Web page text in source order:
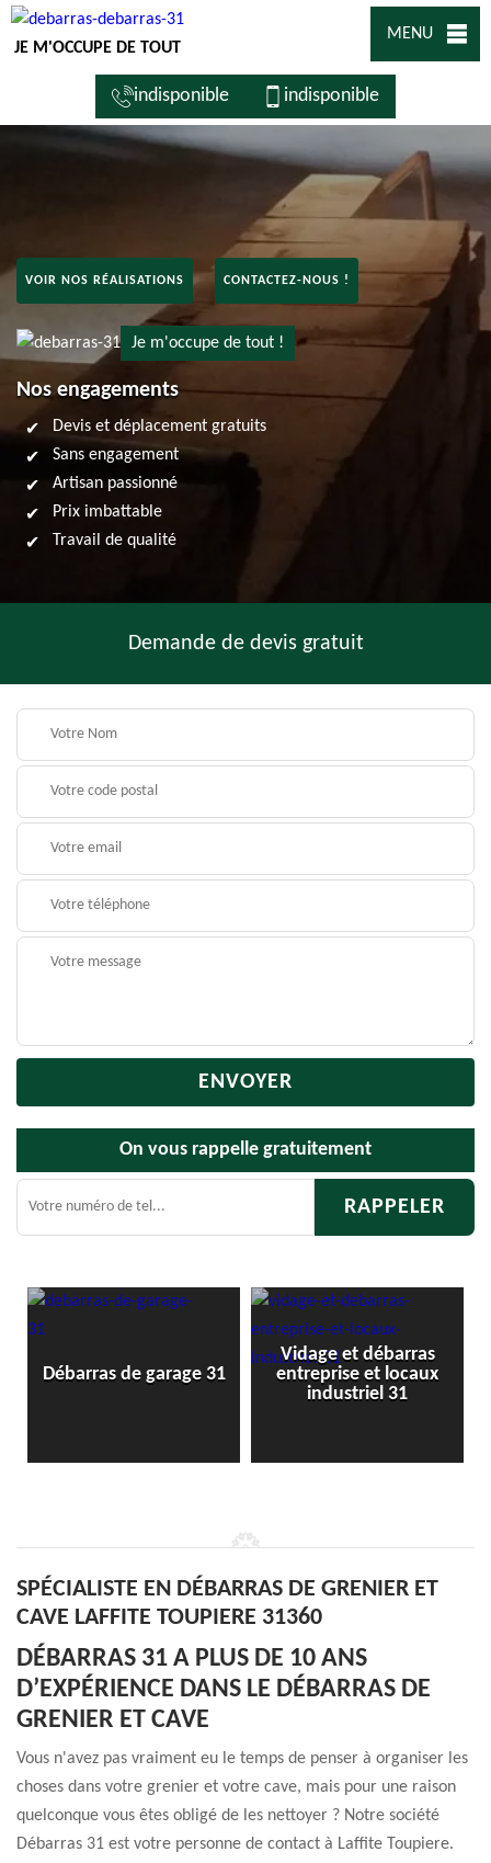
JE M'OCCUPE DE TOUT
MENU
indisponible indisponible
VOIR NOS RÉALISATIONS CONTACTEZ-NOUS !
Je m'occupe de tout !
Nos engagements
Devis et déplacement gratuits
Sans engagement
Artisan passionné
Prix imbattable
Travail de qualité
Demande de devis gratuit
On vous rappelle gratuitement
garage 31
Vidage et débarras
entreprise et locaux
Débarras de
cave 31
SPÉCIALISTE EN DÉBARRAS DE GRENIER ET
CAVE LAFFITE TOUPIERE 31360
DÉBARRAS 31 A PLUS DE 10 ANS
D’EXPÉRIENCE DANS LE DÉBARRAS DE
GRENIER ET CAVE
Vous n'avez pas vraiment eu le temps de penser à organiser les
choses dans votre grenier et votre cave, mais pour une raison
quelconque vous êtes obligé de les nettoyer ? Notre société
Débarras 31 est votre personne de contact à Laffite Toupiere.